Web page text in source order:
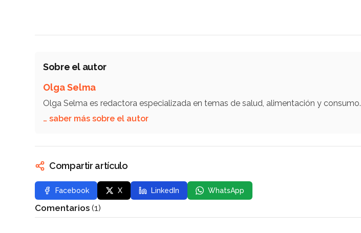
Sobre el autor
Olga Selma
Olga Selma es redactora especializada en temas de salud, alimentación y consumo.
… saber más sobre el autor
Compartir artículo
Facebook X LinkedIn WhatsApp
Comentarios (1)